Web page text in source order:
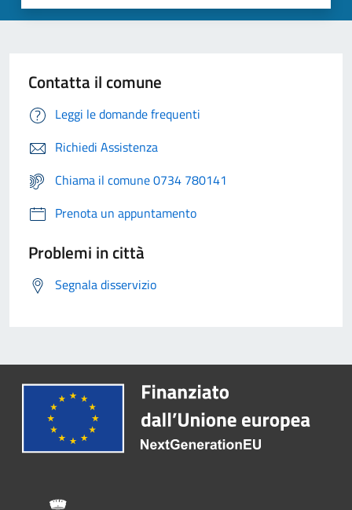
Contatta il comune
Leggi le domande frequenti
Richiedi Assistenza
Chiama il comune 0734 780141
Prenota un appuntamento
Problemi in città
Segnala disservizio